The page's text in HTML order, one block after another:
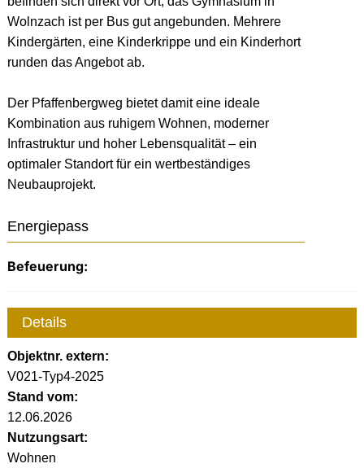
Wolnzach ist per Bus gut angebunden. Mehrere
Kindergärten, eine Kinderkrippe und ein Kinderhort
runden das Angebot ab.
Der Pfaffenbergweg bietet damit eine ideale
Kombination aus ruhigem Wohnen, moderner
Infrastruktur und hoher Lebensqualität – ein
optimaler Standort für ein wertbeständiges
Neubauprojekt.
Energiepass
Befeuerung:
Details
Objektnr. extern:
V021-Typ4-2025
Stand vom:
12.06.2026
Nutzungsart:
Wohnen